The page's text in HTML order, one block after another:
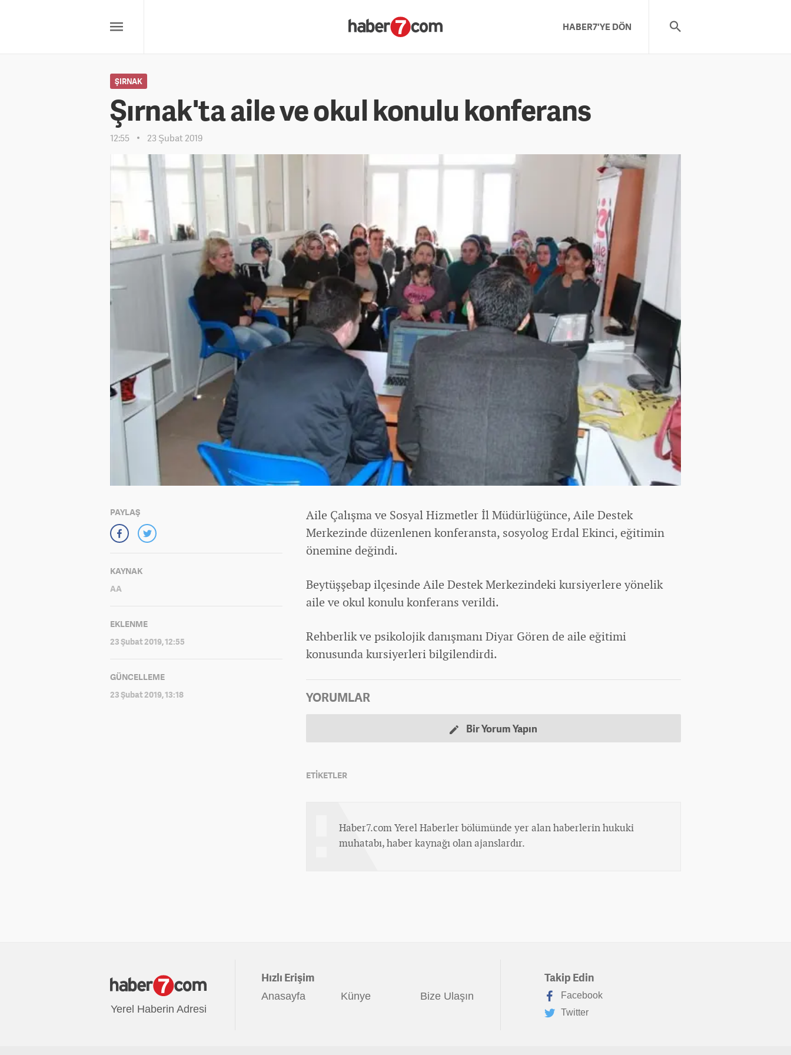
HABER7'YE DÖN
ŞIRNAK
Şırnak'ta aile ve okul konulu konferans
12:55 23 Şubat 2019
PAYLAŞ
KAYNAK
AA
EKLENME
23 Şubat 2019, 12:55
GÜNCELLEME
23 Şubat 2019, 13:18
Aile Çalışma ve Sosyal Hizmetler İl Müdürlüğünce, Aile Destek
Merkezinde düzenlenen konferansta, sosyolog Erdal Ekinci, eğitimin
önemine değindi.
Beytüşşebap ilçesinde Aile Destek Merkezindeki kursiyerlere yönelik
aile ve okul konulu konferans verildi.
Rehberlik ve psikolojik danışmanı Diyar Gören de aile eğitimi
konusunda kursiyerleri bilgilendirdi.
YORUMLAR
Bir Yorum Yapın
ETİKETLER
Haber7.com Yerel Haberler bölümünde yer alan haberlerin hukuki
muhatabı, haber kaynağı olan ajanslardır.
Yerel Haberin Adresi
Hızlı Erişim
Anasayfa Künye Bize Ulaşın
Takip Edin
Facebook
Twitter